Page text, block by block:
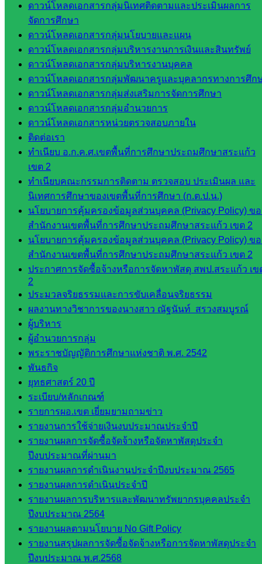
ดาวน์โหลดเอกสารกลุ่มนิเทศติดตามและประเมินผลการ
จัดการศึกษา
ดาวน์โหลดเอกสารกลุ่มนโยบายและแผน
ดาวน์โหลดเอกสารกลุ่มบริหารงานการเงินและสินทรัพย์
ดาวน์โหลดเอกสารกลุ่มบริหารงานบุคคล
ดาวน์โหลดเอกสารกลุ่มพัฒนาครูและบุคลากรทางการศึก
ดาวน์โหลดเอกสารกลุ่มส่งเสริมการจัดการศึกษา
ดาวน์โหลดเอกสารกลุ่มอำนวยการ
ดาวน์โหลดเอกสารหน่วยตรวจสอบภายใน
ติดต่อเรา
ทำเนียบ อ.ก.ค.ศ.เขตพื้นที่การศึกษาประถมศึกษาสระแก้ว
เขต 2
ทำเนียบคณะกรรมการติดตาม ตรวจสอบ ประเมินผล และ
นิเทศการศึกษาของเขตพื้นที่การศึกษา (ก.ต.ป.น.)
นโยบายการคุ้มครองข้อมูลส่วนบุคคล (Privacy Policy) ข
สำนักงานเขตพื้นที่การศึกษาประถมศึกษาสระแก้ว เขต 2
นโยบายการคุ้มครองข้อมูลส่วนบุคคล (Privacy Policy) ข
สำนักงานเขตพื้นที่การศึกษาประถมศึกษาสระแก้ว เขต 2
ประกาศการจัดซื้อจ้างหรือการจัดหาพัสดุ สพป.สระแก้ว เข
2
ประมวลจริยธรรมและการขับเคลื่อนจริยธรรม
ผลงานทางวิชาการของนางสาว ณัฐนันท์ สรวงสมบูรณ์
ผู้บริหาร
ผู้อำนวยการกลุ่ม
พระราชบัญญัติการศึกษาแห่งชาติ พ.ศ. 2542
พันธกิจ
ยุทธศาสตร์ 20 ปี
ระเบียบ/หลักเกณฑ์
รายการผอ.เขต เยี่ยมยามถามข่าว
รายงานการใช้จ่ายเงินงบประมาณประจำปี
รายงานผลการจัดซื้อจัดจ้างหรือจัดหาพัสดุประจำ
ปีงบประมาณที่ผ่านมา
รายงานผลการดำเนินงานประจำปีงบประมาณ 2565
รายงานผลการดำเนินประจำปี
รายงานผลการบริหารและพัฒนาทรัพยากรบุคคลประจำ
ปีงบประมาณ 2564
รายงานผลตามนโยบาย No Gift Policy
รายงานสรุปผลการจัดซื้อจัดจ้างหรือการจัดหาพัสดุประจำ
ปีงบประมาณ พ.ศ.2568
ทุจริต
ห้อง
นิเทศ
ศน.นิพนธ์
พรมพิไล
ห้อง
นิเทศ
ศน.ชยา
ธิศ/
ศน.อัญชลี
ห้อง
นิเทศ
ดร.สราว
ดี เพ็งศรี
โคตร
เว็บไซต์
คณะ
กรรมการ
ก.ต.ป.น.
เว็บไซต์
อ.ค.ก.ศ.เขต
พื้นที่การ
ศึกษา
ดาวน์โหลด
เอกสาร
กลุ่
มอำนวย
การ
กลุ่ม
บริหาร
งานงาน
เงินและ
สินทรัพย์
กลุ่มน